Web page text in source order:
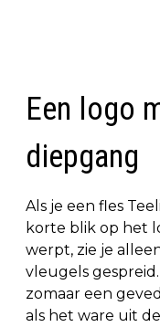
Een logo
diepgang
Als je een fles
korte blik op het
werpt, zie je
vleugels
zomaar een
als het ware uit